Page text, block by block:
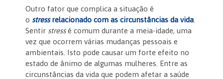
Outro fator que complica a situação é
o stressrelacionado com as circunstâncias da vida
Sentir stressé comum durante a meia-idade, uma
vez que ocorrem várias mudanças pessoais e
ambientais. Isto pode causar um forte efeito no
estado de ânimo de algumas mulheres. Entre as
circunstâncias da vida que podem afetar a saúde